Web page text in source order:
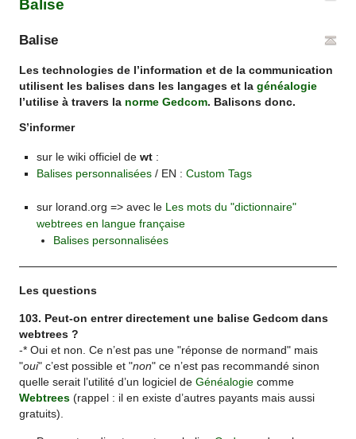
Balise
Balise
Les technologies de l’information et de la communication
utilisent les balises dans les langages et lagénéalogie
l’utilise à travers la norme Gedcom. Balisons donc.
S’informer
sur le wiki officiel de wt:
Balises personnalisées/ EN : Custom Tags
sur lorand.org => avec le Les mots du "dictionnaire"
webtrees en langue française
Balises personnalisées
Les questions
103. Peut-on entrer directement une balise Gedcom dans
webtrees ?
-* Oui et non. Ce n’est pas une "réponse de normand" mais
"oui" c’est possible et "non" ce n’est pas recommandé sinon
quelle serait l’utilité d’un logiciel deGénéalogie comme
Webtrees (rappel : il en existe d’autres payants mais aussi
gratuits).